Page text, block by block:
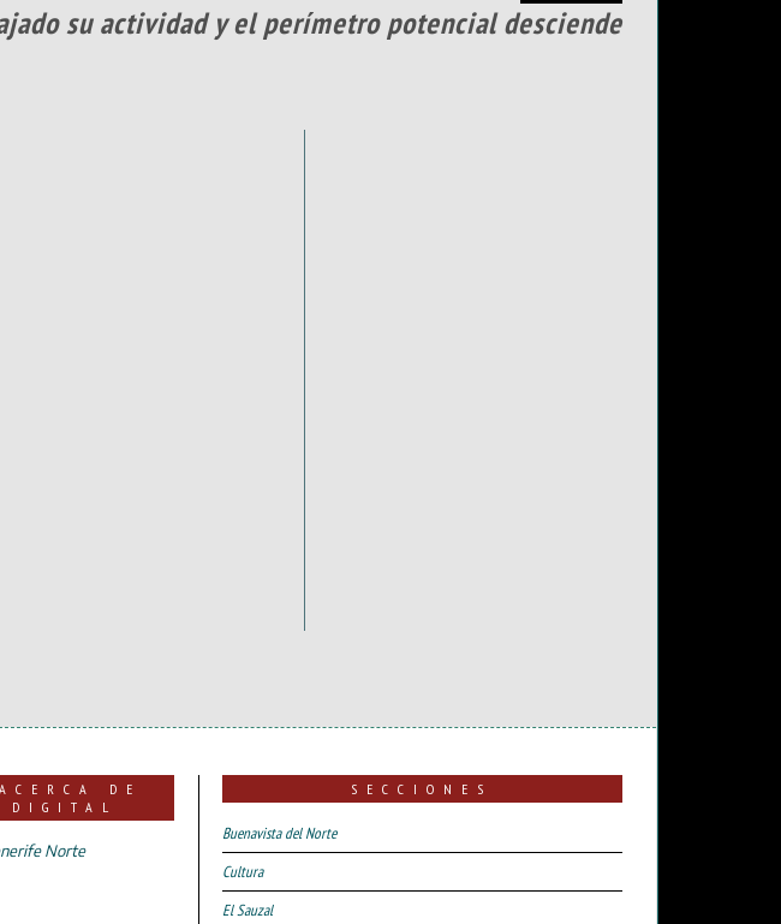
su actividad y el perímetro potencial desciende
DE
DIGITAL
Norte
SECCIONES
Buenavista del Norte
Cultura
El Sauzal